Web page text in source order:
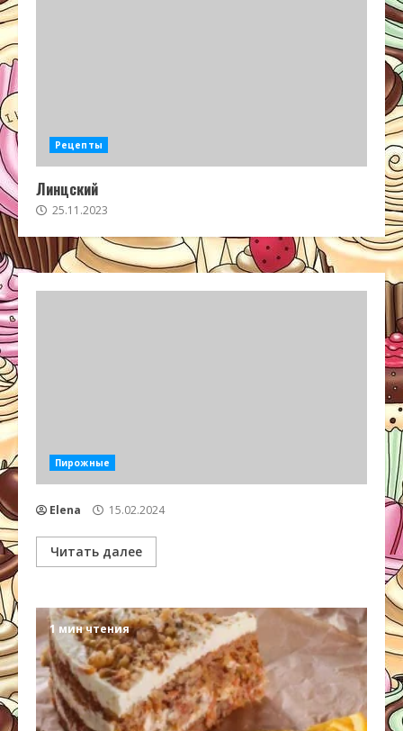
Рецепты
Линцский
25.11.2023
Пирожные
Elena 15.02.2024
Читать далее
1 мин чтения